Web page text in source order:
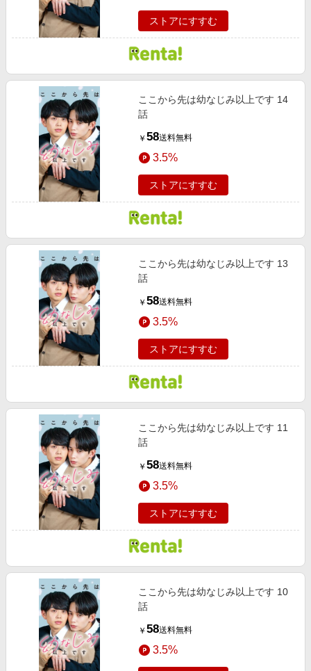
ストアにすすむ
ここから先は幼なじみ以上です 14
話
￥ 58送料無料
3.5%
ストアにすすむ
ここから先は幼なじみ以上です 13
話
￥ 58送料無料
3.5%
ストアにすすむ
ここから先は幼なじみ以上です 11
話
￥ 58送料無料
3.5%
ストアにすすむ
ここから先は幼なじみ以上です 10
話
￥ 58送料無料
3.5%